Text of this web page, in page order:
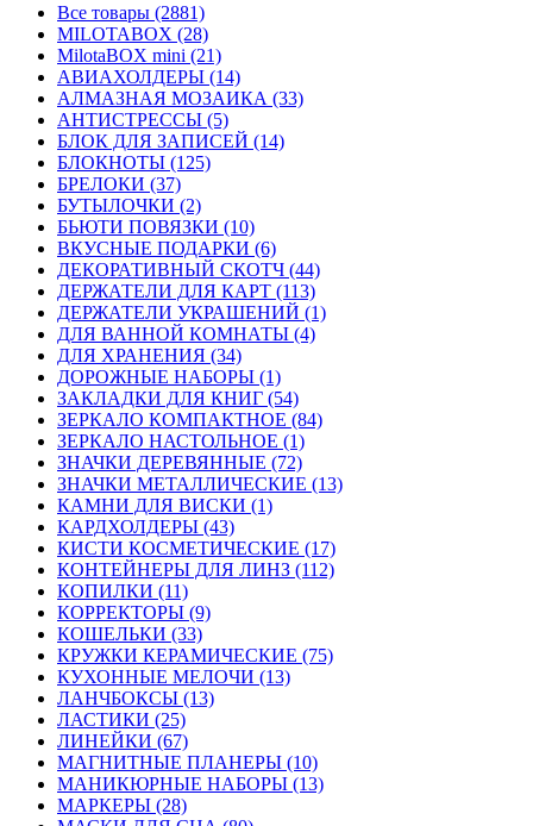
Все товары (2881)
MILOTABOX (28)
MilotaBOX mini (21)
АВИАХОЛДЕРЫ (14)
АЛМАЗНАЯ МОЗАИКА (33)
АНТИСТРЕССЫ (5)
БЛОК ДЛЯ ЗАПИСЕЙ (14)
БЛОКНОТЫ (125)
БРЕЛОКИ (37)
БУТЫЛОЧКИ (2)
БЬЮТИ ПОВЯЗКИ (10)
ВКУСНЫЕ ПОДАРКИ (6)
ДЕКОРАТИВНЫЙ СКОТЧ (44)
ДЕРЖАТЕЛИ ДЛЯ КАРТ (113)
ДЕРЖАТЕЛИ УКРАШЕНИЙ (1)
ДЛЯ ВАННОЙ КОМНАТЫ (4)
ДЛЯ ХРАНЕНИЯ (34)
ДОРОЖНЫЕ НАБОРЫ (1)
ЗАКЛАДКИ ДЛЯ КНИГ (54)
ЗЕРКАЛО КОМПАКТНОЕ (84)
ЗЕРКАЛО НАСТОЛЬНОЕ (1)
ЗНАЧКИ ДЕРЕВЯННЫЕ (72)
ЗНАЧКИ МЕТАЛЛИЧЕСКИЕ (13)
КАМНИ ДЛЯ ВИСКИ (1)
КАРДХОЛДЕРЫ (43)
КИСТИ КОСМЕТИЧЕСКИЕ (17)
КОНТЕЙНЕРЫ ДЛЯ ЛИНЗ (112)
КОПИЛКИ (11)
КОРРЕКТОРЫ (9)
КОШЕЛЬКИ (33)
КРУЖКИ КЕРАМИЧЕСКИЕ (75)
КУХОННЫЕ МЕЛОЧИ (13)
ЛАНЧБОКСЫ (13)
ЛАСТИКИ (25)
ЛИНЕЙКИ (67)
МАГНИТНЫЕ ПЛАНЕРЫ (10)
МАНИКЮРНЫЕ НАБОРЫ (13)
МАРКЕРЫ (28)